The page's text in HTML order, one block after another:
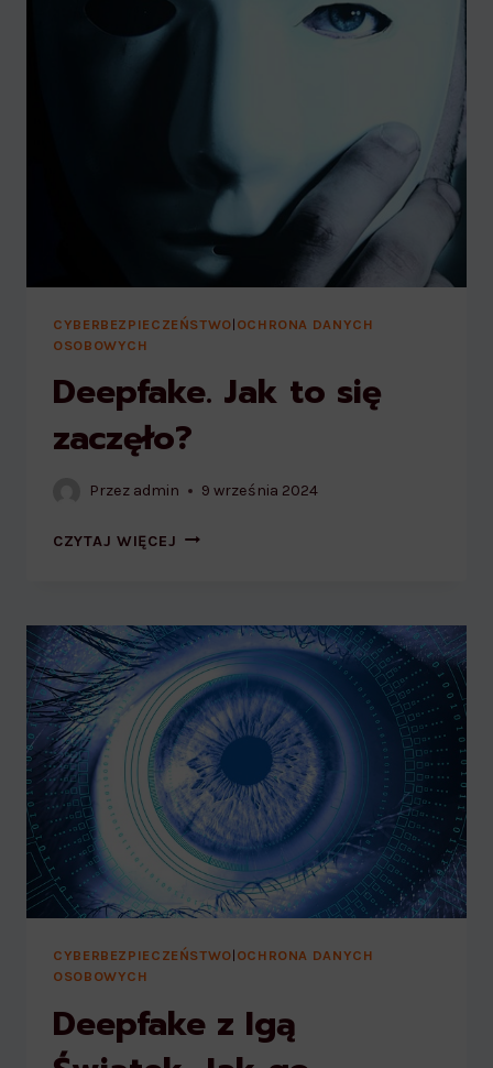
CYBERBEZPIECZEŃSTWO| OCHRONA DANYCH
OSOBOWYCH
Deepfake. Jak to się
zaczęło?
Przez admin 9 września 2024
CZYTAJ WIĘCEJ DEEPFAKE.
ZACZĘŁO?
CYBERBEZPIECZEŃSTWO| OCHRONA DANYCH
OSOBOWYCH
Deepfake z Igą